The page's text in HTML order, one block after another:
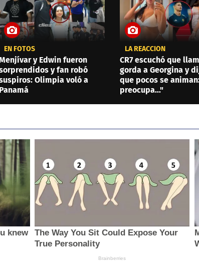
EN FOTOS
y Edwin fueron
y fan robó
Olimpia voló a
Panamá
LA REACCIÓN
CR7 escuchó que
gorda a Georgina y
que pocos se
preocupa..."